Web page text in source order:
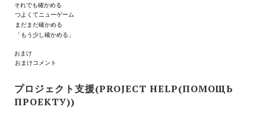
Моды
Divinity Original Sin Enhanced Edition
Dragon Age: Origins
Dragon Age 2
Dragon Age: Inquisition
それでも確かめる
つよくてニューゲーム
まだまだ確かめる
「もう少し確かめる」
おまけ
おまけコメント
プロジェクト支援(PROJECT HELP(ПОМОЩЬ
ПРОЕКТУ))